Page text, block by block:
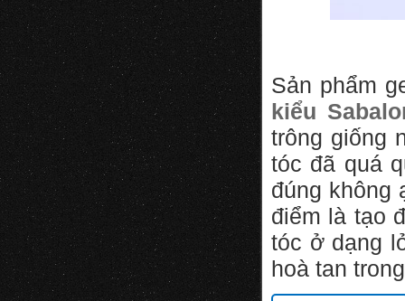
Sản phẩm
kiểu
trông giống
tóc đã quá
đúng không
điểm là tạo
tóc ở dạng
hoà tan